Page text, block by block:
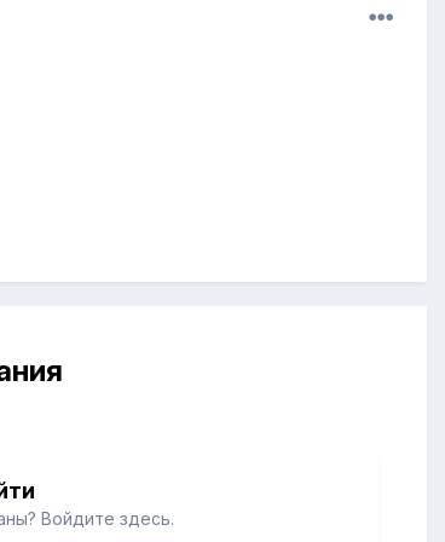
Войдите здесь.